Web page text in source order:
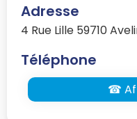
Adresse
4 Rue Lille 59710
Téléphone
☎